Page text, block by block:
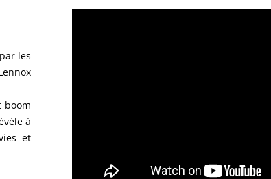
les
boom
à
et